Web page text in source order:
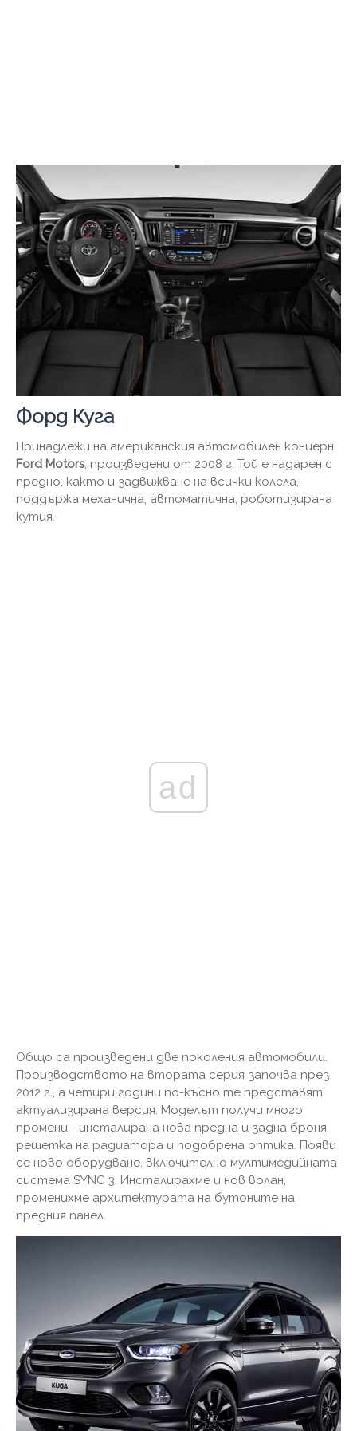
Форд Куга
Принадлежи на американския автомобилен концерн
Ford Motors, произведени от 2008 г. Той е надарен с
предно, както и задвижване на всички колела,
поддържа механична, автоматична, роботизирана
кутия.
ad
Общо са произведени две поколения автомобили.
Производството на втората серия започва през
2012 г., а четири години по-късно те представят
актуализирана версия. Моделът получи много
промени - инсталирана нова предна и задна броня,
решетка на радиатора и подобрена оптика. Появи
се ново оборудване, включително мултимедийната
система SYNC 3. Инсталирахме и нов волан,
променихме архитектурата на бутоните на
предния панел.